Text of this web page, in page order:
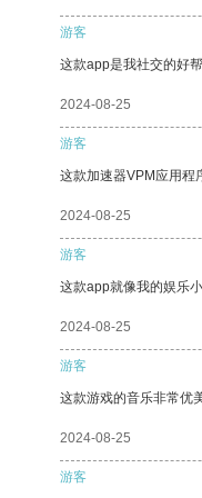
游客
这款app是我社交的好
2024-08-25
游客
这款加速器VPM应用程
2024-08-25
游客
这款app就像我的娱乐
2024-08-25
游客
这款游戏的音乐非常优
2024-08-25
游客